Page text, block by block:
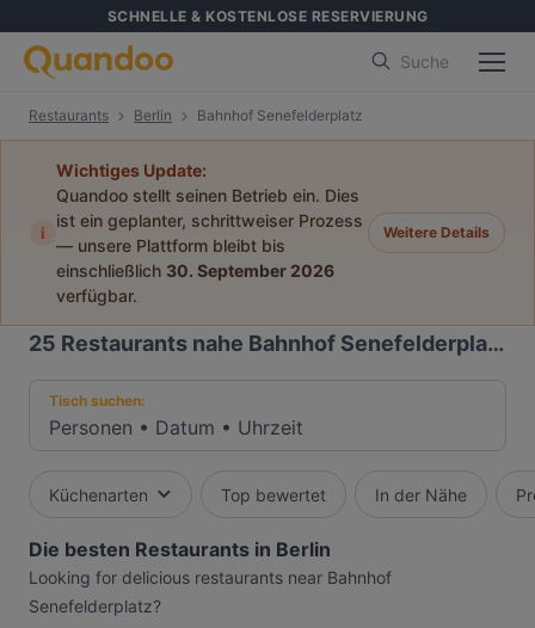
SCHNELLE & KOSTENLOSE RESERVIERUNG
Suche
Restaurants Berlin Bahnhof Senefelderplatz
i
Wichtiges Update:
Quandoo stellt seinen Betrieb ein. Dies
ist ein geplanter, schrittweiser Prozess
— unsere Plattform bleibt bis
einschließlich 30. September 2026
verfügbar.
Weitere Details
25 Restaurants nahe Bahnhof Senefelderplatz
Tisch suchen:
Personen • Datum • Uhrzeit
Küchenarten Top bewertet In der Nähe
Die besten Restaurants in Berlin
Looking for delicious restaurants near Bahnhof
Senefelderplatz?